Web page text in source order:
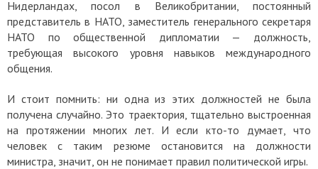
Нидерландах, посол в Великобритании, постоянный
представитель в НАТО, заместитель генерального секретаря
НАТО по общественной дипломатии — должность,
требующая высокого уровня навыков международного
общения.
И стоит помнить: ни одна из этих должностей не была
получена случайно. Это траектория, тщательно выстроенная
на протяжении многих лет. И если кто-то думает, что
человек с таким резюме остановится на должности
министра, значит, он не понимает правил политической игры.